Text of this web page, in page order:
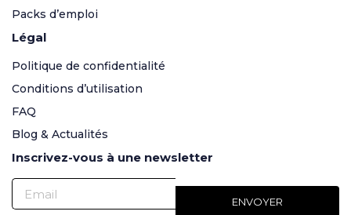
Packs d’emploi
Légal
Politique de confidentialité
Conditions d’utilisation
FAQ
Blog & Actualités
Inscrivez-vous à une newsletter